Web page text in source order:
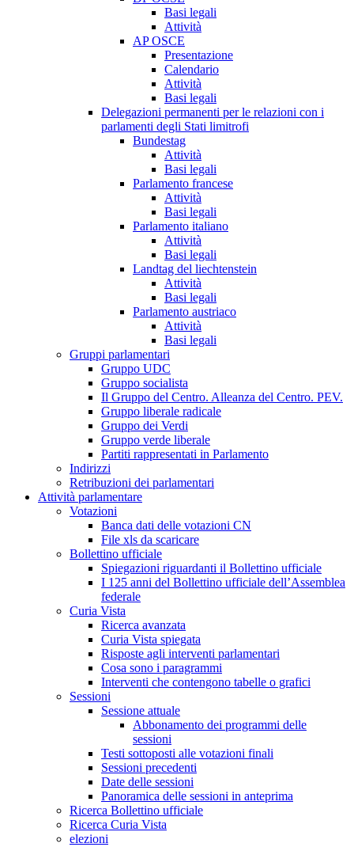
Basi legali
Attività
AP OSCE
Presentazione
Calendario
Attività
Basi legali
Delegazioni permanenti per le relazioni con i
parlamenti degli Stati limitrofi
Bundestag
Attività
Basi legali
Parlamento francese
Attività
Basi legali
Parlamento italiano
Attività
Basi legali
Landtag del liechtenstein
Attività
Basi legali
Parlamento austriaco
Attività
Basi legali
Gruppi parlamentari
Gruppo UDC
Gruppo socialista
Il Gruppo del Centro. Alleanza del Centro. PEV.
Gruppo liberale radicale
Gruppo dei Verdi
Gruppo verde liberale
Partiti rappresentati in Parlamento
Indirizzi
Retribuzioni dei parlamentari
Attività parlamentare
Votazioni
Banca dati delle votazioni CN
File xls da scaricare
Bollettino ufficiale
Spiegazioni riguardanti il Bollettino ufficiale
I 125 anni del Bollettino ufficiale dell’Assemblea
federale
Curia Vista
Ricerca avanzata
Curia Vista spiegata
Risposte agli interventi parlamentari
Cosa sono i paragrammi
Interventi che contengono tabelle o grafici
Sessioni
Sessione attuale
Abbonamento dei programmi delle
sessioni
Testi sottoposti alle votazioni finali
Sessioni precedenti
Date delle sessioni
Panoramica delle sessioni in anteprima
Ricerca Bollettino ufficiale
Ricerca Curia Vista
elezioni